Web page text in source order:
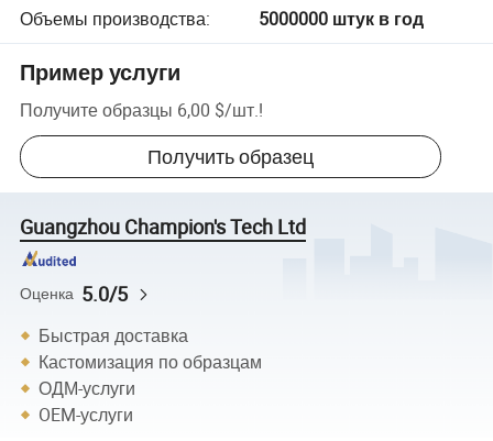
Объемы производства: 5000000 штук в год
Пример услуги
Получите образцы 6,00 $/шт.!
Получить образец
Guangzhou Champion's Tech Ltd
Оценка 5.0/5
Быстрая доставка
Кастомизация по образцам
ОДМ-услуги
OEM-услуги